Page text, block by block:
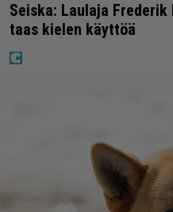
Seiska: Laulaja
taas kielen käyttöä